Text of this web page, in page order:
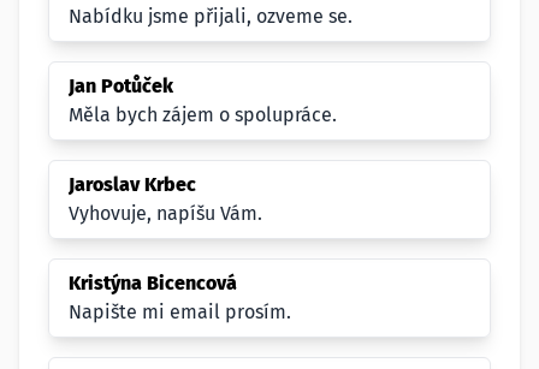
Nabídku jsme přijali, ozveme se.
Jan Potůček
Měla bych zájem o spolupráce.
Jaroslav Krbec
Vyhovuje, napíšu Vám.
Kristýna Bicencová
Napište mi email prosím.